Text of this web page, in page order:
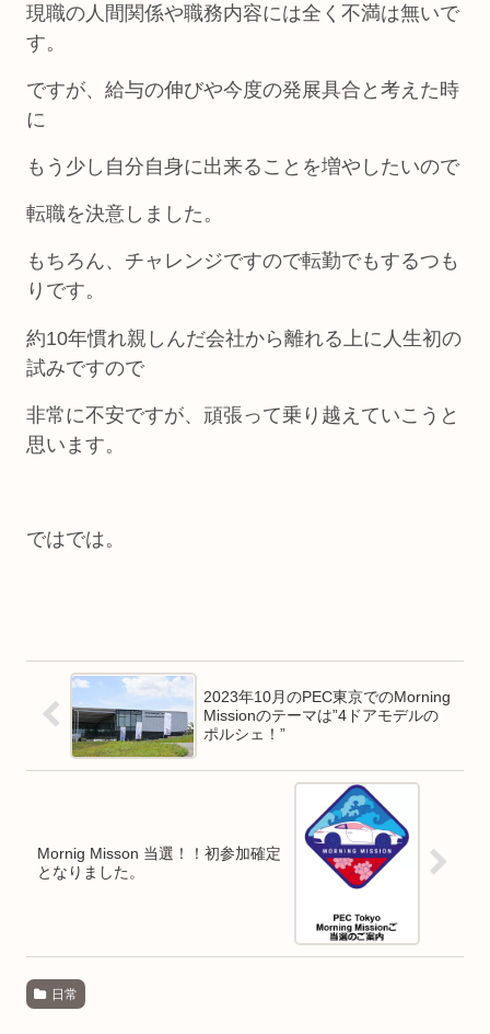
現職の人間関係や職務内容には全く不満は無いで
す。
ですが、給与の伸びや今度の発展具合と考えた時
に
もう少し自分自身に出来ることを増やしたいので
転職を決意しました。
もちろん、チャレンジですので転勤でもするつも
りです。
約10年慣れ親しんだ会社から離れる上に人生初の
試みですので
非常に不安ですが、頑張って乗り越えていこうと
思います。
ではでは。
2023年10月のPEC東京でのMorning
Missionのテーマは”4ドアモデルの
ポルシェ！”
Mornig Misson 当選！！初参加確定
となりました。
日常